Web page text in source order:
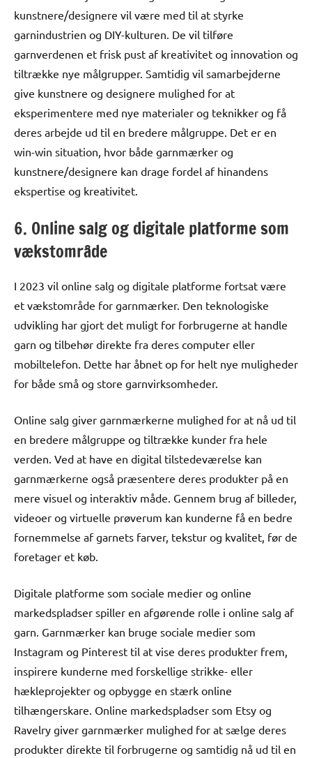
kunstnere/designere vil være med til at styrke
garnindustrien og DIY-kulturen. De vil tilføre
garnverdenen et frisk pust af kreativitet og innovation og
tiltrække nye målgrupper. Samtidig vil samarbejderne
give kunstnere og designere mulighed for at
eksperimentere med nye materialer og teknikker og få
deres arbejde ud til en bredere målgruppe. Det er en
win-win situation, hvor både garnmærker og
kunstnere/designere kan drage fordel af hinandens
ekspertise og kreativitet.
6. Online salg og digitale platforme som
vækstområde
I 2023 vil online salg og digitale platforme fortsat være
et vækstområde for garnmærker. Den teknologiske
udvikling har gjort det muligt for forbrugerne at handle
garn og tilbehør direkte fra deres computer eller
mobiltelefon. Dette har åbnet op for helt nye muligheder
for både små og store garnvirksomheder.
Online salg giver garnmærkerne mulighed for at nå ud til
en bredere målgruppe og tiltrække kunder fra hele
verden. Ved at have en digital tilstedeværelse kan
garnmærkerne også præsentere deres produkter på en
mere visuel og interaktiv måde. Gennem brug af billeder,
videoer og virtuelle prøverum kan kunderne få en bedre
fornemmelse af garnets farver, tekstur og kvalitet, før de
foretager et køb.
Digitale platforme som sociale medier og online
markedspladser spiller en afgørende rolle i online salg af
garn. Garnmærker kan bruge sociale medier som
Instagram og Pinterest til at vise deres produkter frem,
inspirere kunderne med forskellige strikke- eller
hækleprojekter og opbygge en stærk online
tilhængerskare. Online markedspladser som Etsy og
Ravelry giver garnmærker mulighed for at sælge deres
produkter direkte til forbrugerne og samtidig nå ud til en